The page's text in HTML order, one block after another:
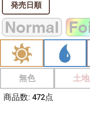
発売日順
無色 土地
商品数: 472点